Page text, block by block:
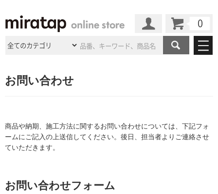
キッチン 浴室（風呂・バスルー
ム）・トイレ
ドア（扉）・
ウッドデッキ
ミラタップのあるくらし お客様訪問 インタビュー
ショールームのご案内 東京ショールーム
名古屋ショールーム
お問い合わせ
商品や納期、施工方法に関するお問い合わせについては、下記フォ
ームにご記入の上送信してください。後日、担当者よりご連絡させ
ていただきます。
お問い合わせフォーム